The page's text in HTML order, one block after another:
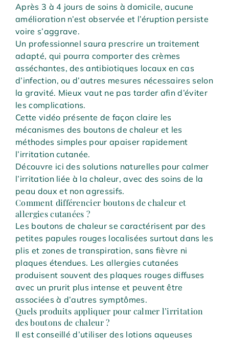
Après 3 à 4 jours de soins à domicile, aucune
amélioration n’est observée et l’éruption persiste
voire s’aggrave.
Un professionnel saura prescrire un traitement
adapté, qui pourra comporter des crèmes
asséchantes, des antibiotiques locaux en cas
d’infection, ou d’autres mesures nécessaires selon
la gravité. Mieux vaut ne pas tarder afin d’éviter
les complications.
Cette vidéo présente de façon claire les
mécanismes des boutons de chaleur et les
méthodes simples pour apaiser rapidement
l’irritation cutanée.
Découvre ici des solutions naturelles pour calmer
l’irritation liée à la chaleur, avec des soins de la
peau doux et non agressifs.
Comment différencier boutons de chaleur et
allergies cutanées ?
Les boutons de chaleur se caractérisent par des
petites papules rouges localisées surtout dans les
plis et zones de transpiration, sans fièvre ni
plaques étendues. Les allergies cutanées
produisent souvent des plaques rouges diffuses
avec un prurit plus intense et peuvent être
associées à d’autres symptômes.
Quels produits appliquer pour calmer l’irritation
des boutons de chaleur ?
Il est conseillé d’utiliser des lotions aqueuses